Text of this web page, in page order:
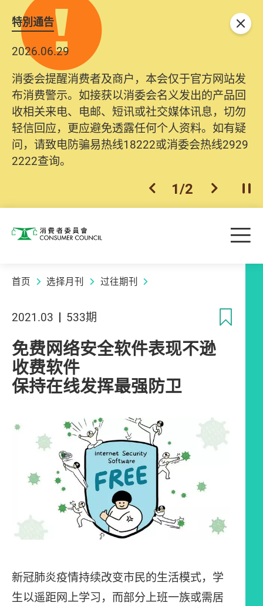
特別通告
2026.06.29
消委会提醒消费者及商户，本会仅于官方网站发
布消费警示。如接获以消委会名义发出的产品回
收相关来电、电邮、短讯或社交媒体讯息，切勿
轻信回应，更应避免透露任何个人资料。如有疑
问，请致电防骗易热线18222或消委会热线2929
2222查询。
上一个
1/2 下一个开
关闭
消费者委员会 目
首页 选择月刊 过往期刊
2021.03 533期
免费网络安全软件表现不逊
收费软件
保持在线发挥最强防卫
新冠肺炎疫情持续改变市民的生活模式，学
生以遥距网上学习，而部分上班一族或需居